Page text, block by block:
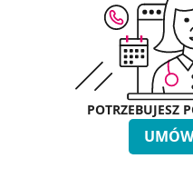
POTRZEBUJESZ